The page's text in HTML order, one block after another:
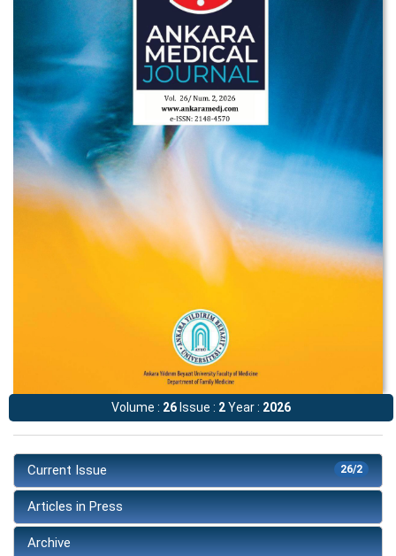
Volume : 26Issue : 2Year : 2026
26/2
Current Issue
Articles in Press
Archive